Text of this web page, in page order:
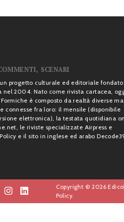
SCENARI
progetto culturale ed editoriale fondato
nel 2004. Nato come rivista cartacea,
Formiche è composto da realtà diverse ma
connesse fra loro: il mensile (disponibile
elettronica), la testata quotidiana
le riviste specializzate Airpress e
e il sito in inglese ed arabo
Copyright © 2026
Policy.